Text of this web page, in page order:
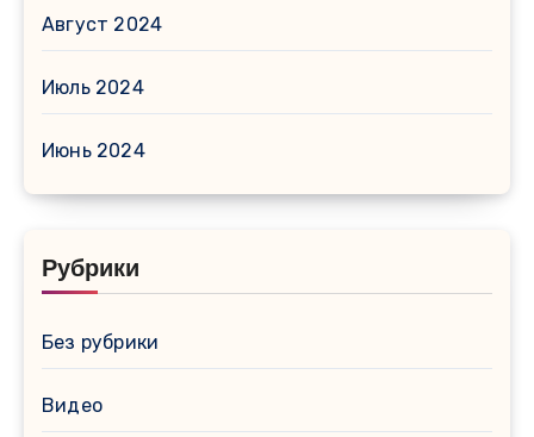
Август 2024
Июль 2024
Июнь 2024
Рубрики
Без рубрики
Видео